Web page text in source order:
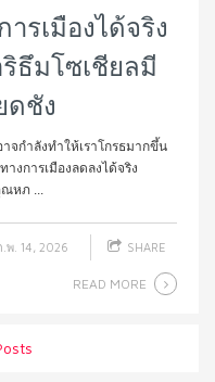
รเมืองได้จริง
ธึมโซเชียลมี
ดชัง
จกำลังทำให้เราโกรธมากขึ้น
งการเมืองลดลงได้จริง
หภ ...
.พ. 14, 2026 SHARE
READ MORE